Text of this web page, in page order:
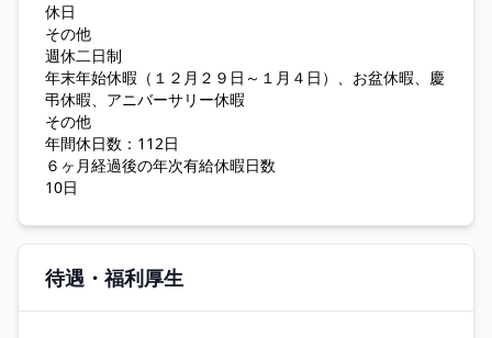
休日
その他
週休二日制
年末年始休暇（１２月２９日～１月４日）、お盆休暇、慶
弔休暇、アニバーサリー休暇
その他
年間休日数：112日
６ヶ月経過後の年次有給休暇日数
10日
待遇・福利厚生